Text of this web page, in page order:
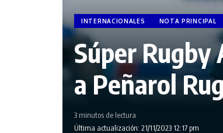
INTERNACIONALES NOTA PRINCIPAL
Súper
a Peñarol
Última actualización: 21/11/2023 12:17 pm
3 minutos de lectura